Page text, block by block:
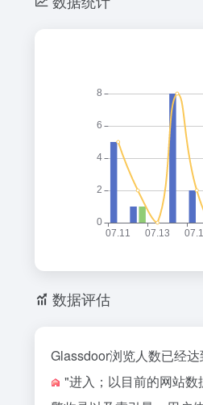
o
数据评估
Glassdoor浏览人数已经
"进入；以目前的网站